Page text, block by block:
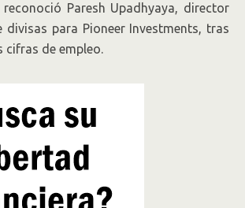
reconoció Paresh Upadhyaya, director
divisas para Pioneer Investments, tras
cifras de empleo.